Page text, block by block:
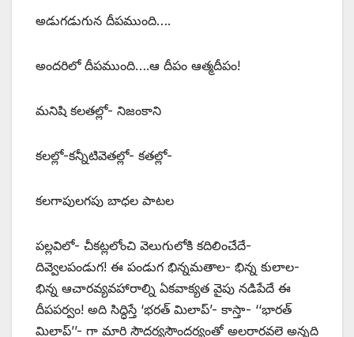
అడుగడుగున దీపముంది….
అందరిలో దీపముంది….ఆ దీపం ఆత్మదీపం!
మనిషి కలతల్లో- నిజంకాని
కలల్లో-కన్నీటివెతల్లో- కతల్లో-
కలగాపులగపు బాధల పాటల
పల్లవిలో- చీకట్లలోంచి వెలుగులోకి కదిలించేదే-
దివ్వెలపండుగ! ఈ పండుగ భిన్నమతాల- భిన్న కులాల-
భిన్న ఆచారవ్యవహారాల్ని ఏకవాక్యత వైపు నడిపేదే ఈ
దీపపర్వం! అది సిద్ధిస్తే ‘భరత్‌ ‌మిలాప్‌’- ‌కాస్తా- ‘‘భారత్‌
‌మిలాప్‌’’- ‌గా మారి సౌదర్యసౌందర్యంతో అలరారవలె అన్నది